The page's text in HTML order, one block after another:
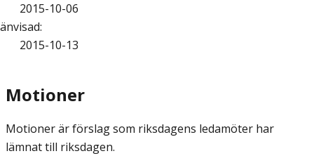
2015-10-06
:
2015-10-13
Motioner
Motioner är förslag som riksdagens ledamöter har
lämnat till riksdagen.